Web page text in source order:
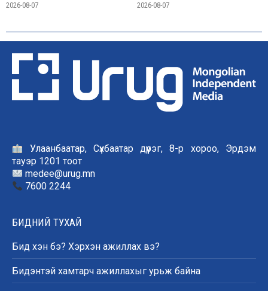
2026-08-07 2026-08-07
Улаанбаатар, Сүхбаатар дүүрэг, 8-р хороо, Эрдэм
тауэр 1201 тоот
medee@urug.mn
7600 2244
БИДНИЙ ТУХАЙ
Бид хэн бэ? Хэрхэн ажиллах вэ?
Бидэнтэй хамтарч ажиллахыг урьж байна